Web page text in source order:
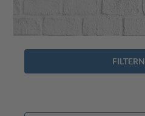
FILTERN